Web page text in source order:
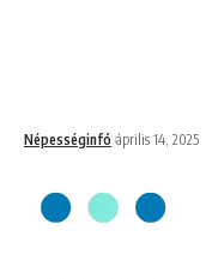
Népességinfó április 14, 2025